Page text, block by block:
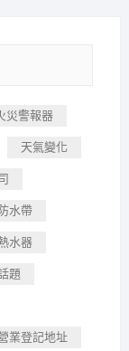
災警報器
天氣變化
水帶
水器
題
業登記地址